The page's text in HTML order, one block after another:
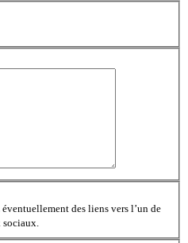
éventuellement des liens vers l’un de
sociaux.